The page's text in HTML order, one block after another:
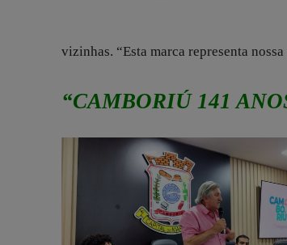
vizinhas. “Esta marca representa
“CAMBORIÚ 141